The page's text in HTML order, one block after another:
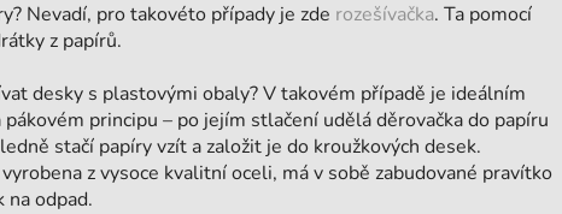
Nevadí, pro takovéto případy je zde rozešívačka. Ta pomocí
z papírů.
desky s plastovými obaly? V takovém případě je ideálním
pákovém principu – po jejím stlačení udělá děrovačka do papíru
stačí papíry vzít a založit je do kroužkových desek.
z vysoce kvalitní oceli, má v sobě zabudované pravítko
na odpad.